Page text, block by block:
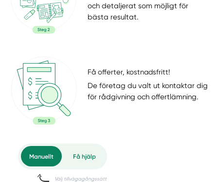
och detaljerat som möjligt för
bästa resultat.
Få offerter, kostnadsfritt!
De företag du valt ut kontaktar dig
för rådgivning och offertlämning.